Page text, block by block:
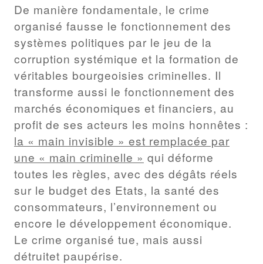
De manière fondamentale, le crime
organisé fausse le fonctionnement des
systèmes politiques par le jeu de la
corruption systémique et la formation de
véritables bourgeoisies criminelles. Il
transforme aussi le fonctionnement des
marchés économiques et financiers, au
profit de ses acteurs les moins honnêtes :
la « main invisible » est remplacée par
une « main criminelle » qui déforme
toutes les règles, avec des dégâts réels
sur le budget des Etats, la santé des
consommateurs, l’environnement ou
encore le développement économique.
Le crime organisé tue, mais aussi
détruitet paupérise.